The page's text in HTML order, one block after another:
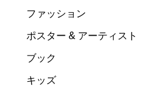
ファッション
ポスター & アーティスト
ブック
キッズ